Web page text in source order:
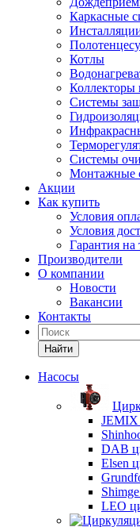
Каркасные
Котлы
Коллекторы
Системы
Системы
Монтажные
Акции
Как купить
Условия
Условия
Гарантия на
Производители
О компании
Новости
Вакансии
Контакты
Найти
Насосы
JEMIX
DAB
Elsen
LEO